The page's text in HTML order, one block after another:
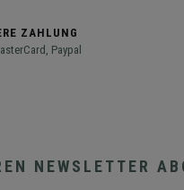
ZAHLUNG
Paypal
NEWSLETTER